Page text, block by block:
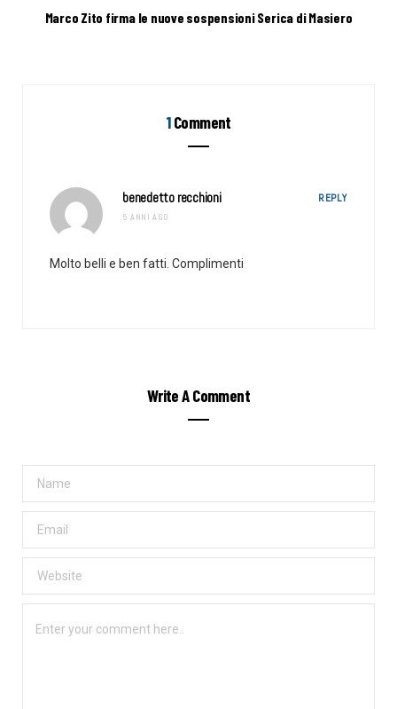
Marco Zito firma le nuove sospensioni Serica di Masiero
1Comment
benedetto recchioni
5 ANNI AGO
REPLY
Molto belli e ben fatti. Complimenti
Write A Comment